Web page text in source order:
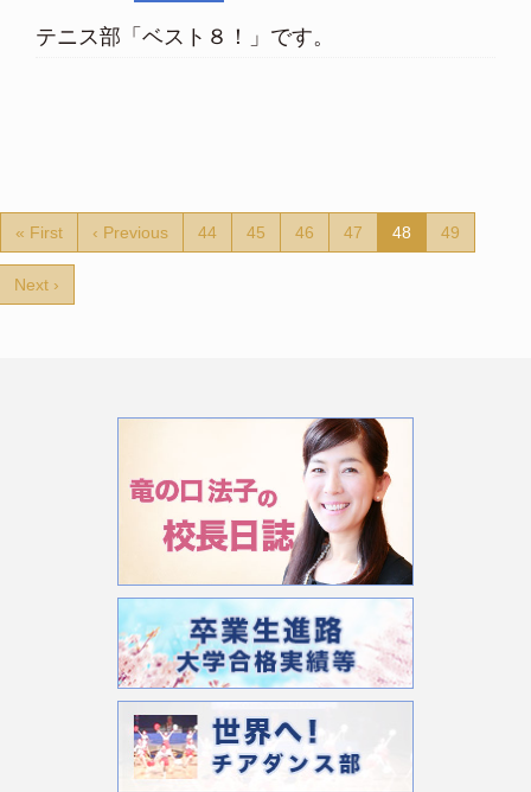
テニス部「ベスト８！」です。
« First ‹ Previous 44 45 46 47 48 49
Next ›